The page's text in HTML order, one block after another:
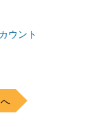
ウント